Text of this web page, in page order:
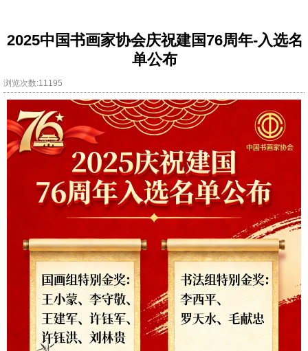
2025中国书画家协会庆祝建国76周年-入选名
单公布
浏览次数:11195